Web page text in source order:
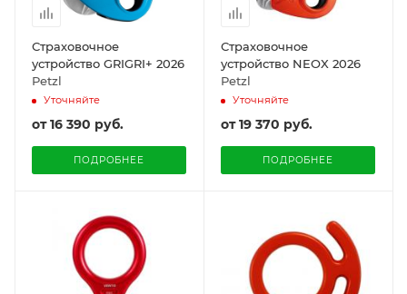
Страховочное
устройство GRIGRI+ 2026
Petzl
Уточняйте
от16 390 руб.
ПОДРОБНЕЕ
Страховочное
устройство NEOX 2026
Petzl
Уточняйте
от19 370 руб.
ПОДРОБНЕЕ